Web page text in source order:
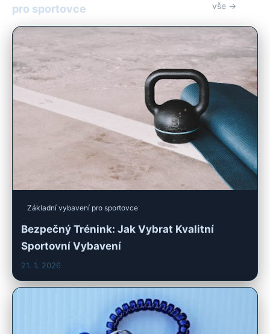
pro sportovce
vše →
Základní vybavení pro sportovce
Bezpečný Trénink: Jak Vybrat Kvalitní
Sportovní Vybavení
21. 1. 2026